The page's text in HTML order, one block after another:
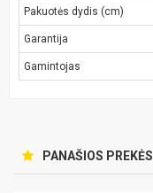
Pakuotės dydis (cm)
Garantija
Gamintojas
PANAŠIOS PREKĖS